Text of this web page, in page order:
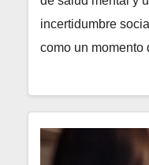
incertidumbre
como un